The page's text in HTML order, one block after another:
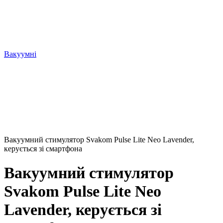
Вакуумні
Вакуумний стимулятор Svakom Pulse Lite Neo Lavender,
керується зі смартфона
Вакуумний стимулятор
Svakom Pulse Lite Neo
Lavender, керується зі